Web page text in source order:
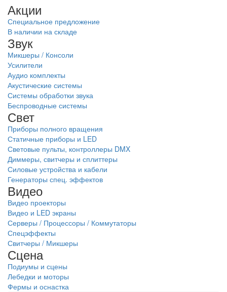
Акции
Специальное предложение
В наличии на складе
Звук
Микшеры / Консоли
Усилители
Аудио комплекты
Акустические системы
Системы обработки звука
Беспроводные системы
Свет
Приборы полного вращения
Статичные приборы и LED
Световые пульты, контроллеры DMX
Диммеры, свитчеры и сплиттеры
Силовые устройства и кабели
Генераторы спец. эффектов
Видео
Видео проекторы
Видео и LED экраны
Серверы / Процессоры / Коммутаторы
Спецэффекты
Свитчеры / Микшеры
Сцена
Подиумы и сцены
Лебедки и моторы
Фермы и оснастка